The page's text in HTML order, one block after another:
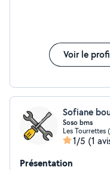
Voir le
Sofiane
Soso bms
Les Tourrettes
1/5 (1
Présentation